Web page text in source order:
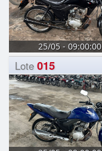
25/05 - 09:00:00
Lote 015